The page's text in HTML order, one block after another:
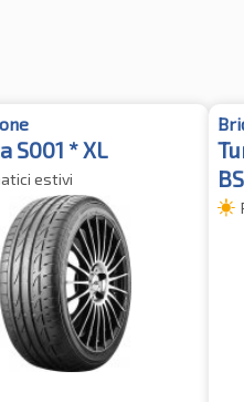
S001 * XL
estivi